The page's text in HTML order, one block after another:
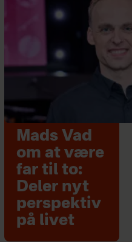
Mads Vad
om at være
far til to:
Deler nyt
perspektiv
på livet